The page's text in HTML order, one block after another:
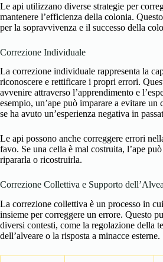
Le api utilizzano diverse strategie per
mantenere l’efficienza della colonia.
per la sopravvivenza e il successo della
Correzione Individuale
La correzione individuale rappresenta la
riconoscere e rettificare i propri errori.
avvenire attraverso l’apprendimento e
esempio, un’ape può imparare a evitare
se ha avuto un’esperienza negativa in
Le api possono anche correggere errori
favo. Se una cella è mal costruita, l’ape
ripararla o ricostruirla.
Correzione Collettiva e Supporto
La correzione collettiva è un processo in
insieme per correggere un errore. Questo
diversi contesti, come la regolazione della
dell’alveare o la risposta a minacce esterne.